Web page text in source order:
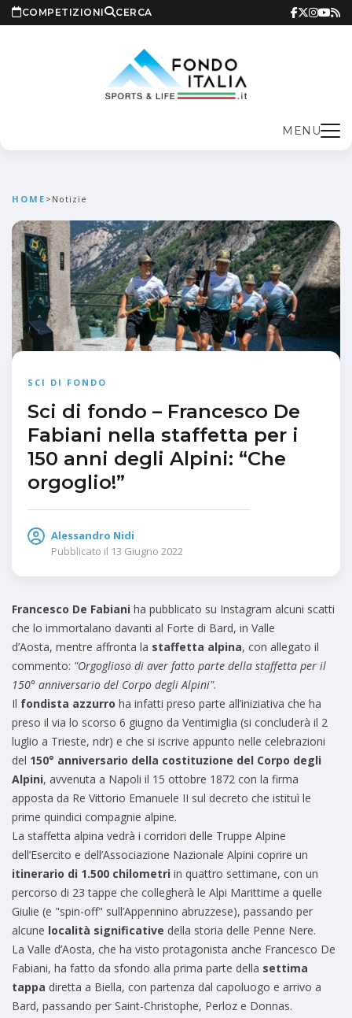
COMPETIZIONI CERCA
MENU
HOME > Notizie
SCI DI FONDO
Sci di fondo – Francesco De
Fabiani nella staffetta per i
150 anni degli Alpini: “Che
orgoglio!”
Alessandro Nidi
Pubblicato il 13 Giugno 2022
Francesco De Fabiani ha pubblicato su Instagram alcuni scatti
che lo immortalano davanti al Forte di Bard, in Valle
d’Aosta, mentre affronta la staffetta alpina, con allegato il
commento: "Orgoglioso di aver fatto parte della staffetta per il
150° anniversario del Corpo degli Alpini".
Il fondista azzurro ha infatti preso parte all’iniziativa che ha
preso il via lo scorso 6 giugno da Ventimiglia (si concluderà il 2
luglio a Trieste, ndr) e che si iscrive appunto nelle celebrazioni
del 150° anniversario della costituzione del Corpo degli
Alpini, avvenuta a Napoli il 15 ottobre 1872 con la firma
apposta da Re Vittorio Emanuele II sul decreto che istituì le
prime quindici compagnie alpine.
La staffetta alpina vedrà i corridori delle Truppe Alpine
dell’Esercito e dell’Associazione Nazionale Alpini coprire un
itinerario di 1.500 chilometri in quattro settimane, con un
percorso di 23 tappe che collegherà le Alpi Marittime a quelle
Giulie (e "spin-off" sull’Appennino abruzzese), passando per
alcune località significative della storia delle Penne Nere.
La Valle d’Aosta, che ha visto protagonista anche Francesco De
Fabiani, ha fatto da sfondo alla prima parte della settima
tappa diretta a Biella, con partenza dal capoluogo e arrivo a
Bard, passando per Saint-Christophe, Perloz e Donnas.